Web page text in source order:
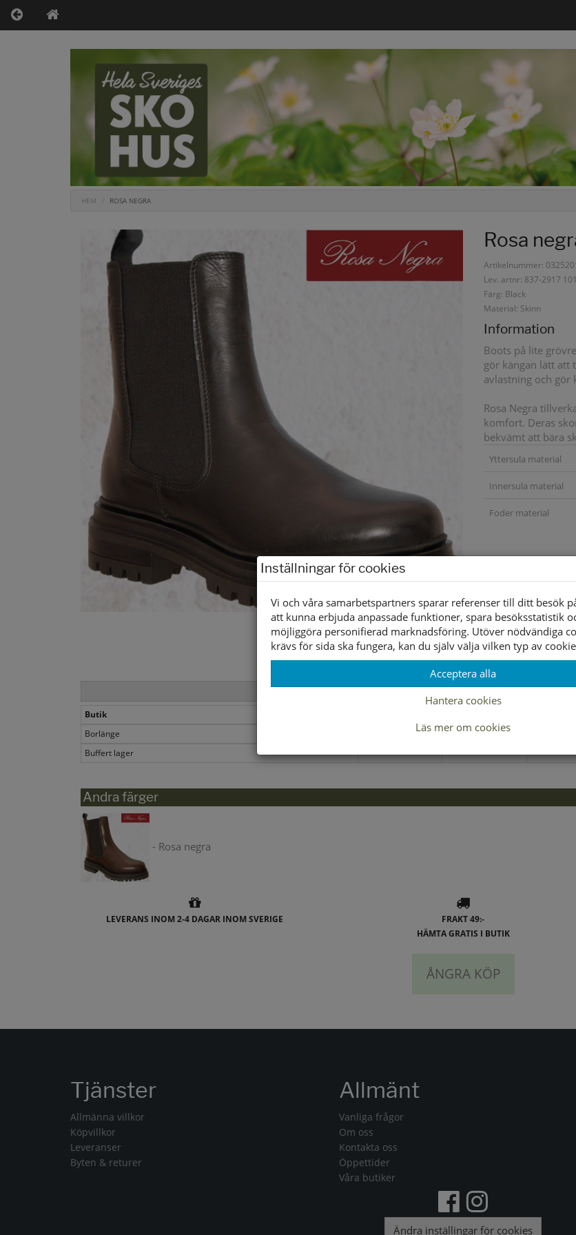
HEM ROSA NEGRA
Rosa
Artikelnummer:
Lev. artnr: 837-2917
Färg: Black
Material: Skinn
Information
Boots på lite
gör kängan lätt att
avlastning och gör
Rosa Negra
komfort. Deras
bekvämt att bära
Yttersula material
Innersula material
Foder material
Lagerstatus per butik
Butik
Borlänge
Buffert lager
Andra färger
- Rosa negra
LEVERANS INOM 2-4 DAGAR INOM SVERIGE
FRAKT 49:-
HÄMTA GRATIS I BUTIK
ÅNGRA KÖP
Inställningar för cookies
Vi och våra samarbetspartners sparar referenser till ditt besök
att kunna erbjuda anpassade funktioner, spara besöksstatistik
möjliggöra personifierad marknadsföring. Utöver nödvändiga
krävs för sida ska fungera, kan du själv välja vilken typ av
Acceptera alla
Hantera cookies
Läs mer om cookies
Tjänster
Allmänna villkor
Köpvillkor
Leveranser
Byten & returer
Allmänt
Vanliga frågor
Om oss
Kontakta oss
Öppettider
Våra butiker
Ändra inställingar för cookies